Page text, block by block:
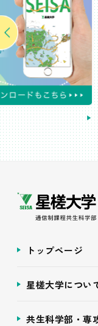
個別相談会
トップページ
星槎大学につい
共生科学部・専